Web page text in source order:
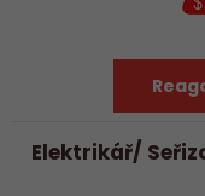
Elektrikář/